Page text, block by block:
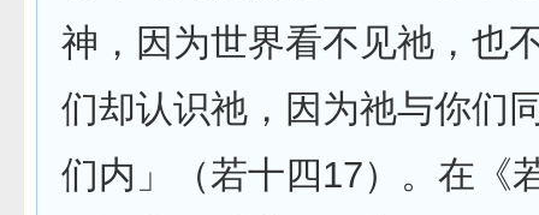
神，因为世界看不见祂，也
们却认识祂，因为祂与你们
们内」（若十四17）。在《